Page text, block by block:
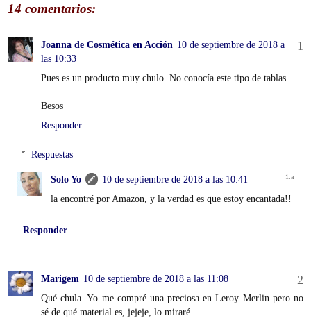
14 comentarios:
Joanna de Cosmética en Acción 10 de septiembre de 2018 a
las 10:33
Pues es un producto muy chulo. No conocía este tipo de tablas.
Besos
Responder
Respuestas
Solo Yo
10 de septiembre de 2018 a las 10:41
la encontré por Amazon, y la verdad es que estoy encantada!!
Responder
Marigem 10 de septiembre de 2018 a las 11:08
Qué chula. Yo me compré una preciosa en Leroy Merlin pero no
sé de qué material es, jejeje, lo miraré.